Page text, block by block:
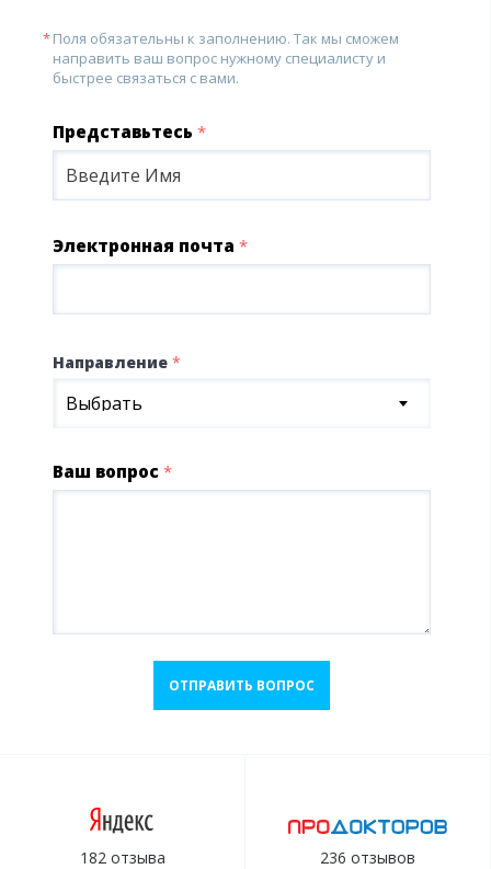
Поля обязательны к заполнению. Так мы сможем
направить ваш вопрос нужному специалисту и
быстрее связаться с вами.
Представьтесь *
Электронная почта *
Направление *
Выбрать
Ваш вопрос *
ОТПРАВИТЬ ВОПРОС
182 отзыва 236 отзывов